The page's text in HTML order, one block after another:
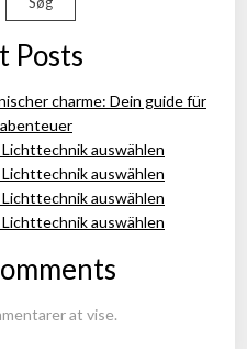
Posts
charme: Dein guide für
auswählen
auswählen
auswählen
auswählen
at vise.